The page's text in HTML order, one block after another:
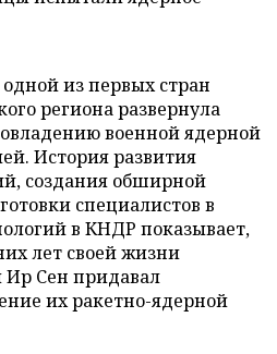
из первых стран
региона развернула
военной ядерной
История развития
создания обширной
специалистов в
в КНДР показывает,
лет своей жизни
Ир Сен придавал
их ракетно-ядерной